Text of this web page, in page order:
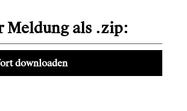
Meldung als .zip:
downloaden